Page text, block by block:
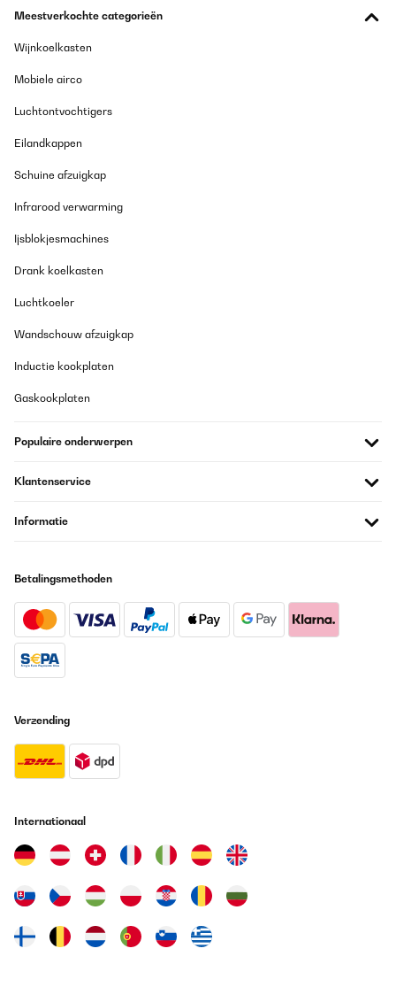
Meestverkochte categorieën
Wijnkoelkasten
Mobiele airco
Luchtontvochtigers
Eilandkappen
Schuine afzuigkap
Infrarood verwarming
Ijsblokjesmachines
Drank koelkasten
Luchtkoeler
Wandschouw afzuigkap
Inductie kookplaten
Gaskookplaten
Populaire onderwerpen
Klantenservice
Informatie
Betalingsmethoden
Verzending
Internationaal